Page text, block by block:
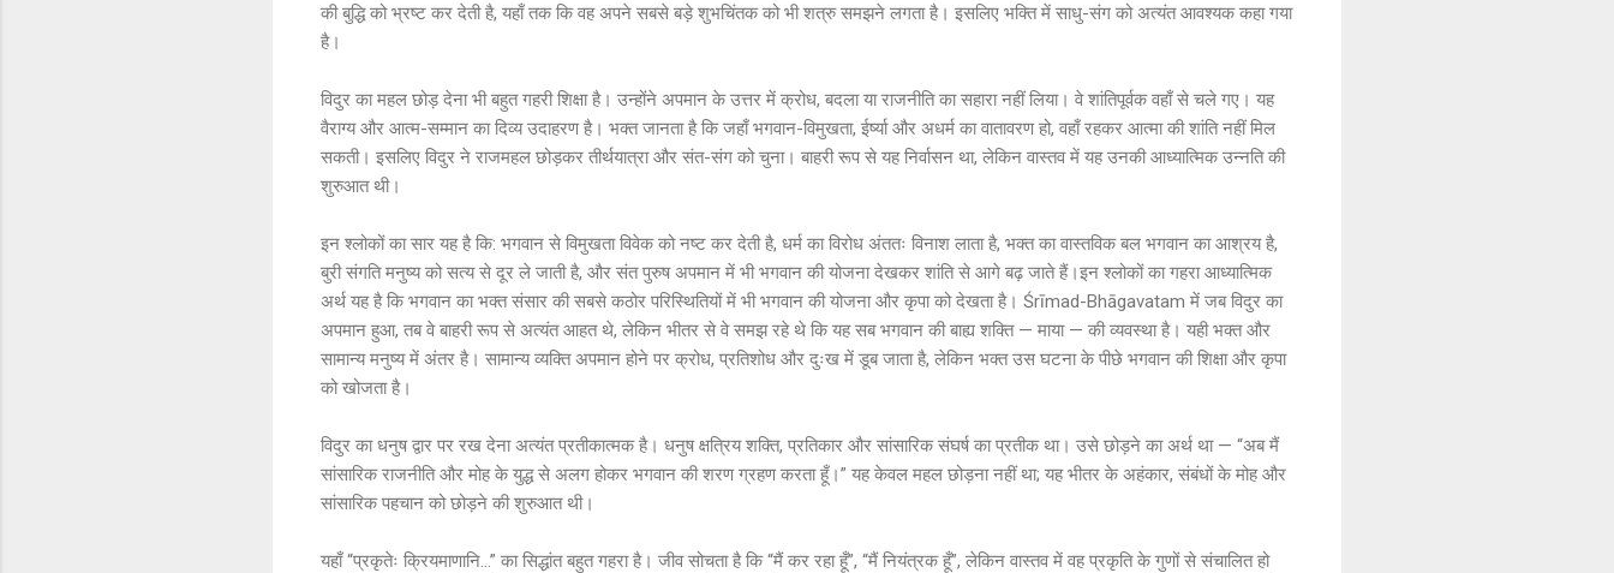
की बुद्धि को भ्रष्ट कर देती है, यहाँ तक कि वह अपने सबसे बड़े शुभचिंतक को भी शत्रु समझने लगता है। इसलिए भक्ति में साधु-संग को अत्यंत आवश्यक कहा गया
है।
विदुर का महल छोड़ देना भी बहुत गहरी शिक्षा है। उन्होंने अपमान के उत्तर में क्रोध, बदला या राजनीति का सहारा नहीं लिया। वे शांतिपूर्वक वहाँ से चले गए। यह
वैराग्य और आत्म-सम्मान का दिव्य उदाहरण है। भक्त जानता है कि जहाँ भगवान-विमुखता, ईर्ष्या और अधर्म का वातावरण हो, वहाँ रहकर आत्मा की शांति नहीं मिल
सकती। इसलिए विदुर ने राजमहल छोड़कर तीर्थयात्रा और संत-संग को चुना। बाहरी रूप से यह निर्वासन था, लेकिन वास्तव में यह उनकी आध्यात्मिक उन्नति की
शुरुआत थी।
इन श्लोकों का सार यह है कि: भगवान से विमुखता विवेक को नष्ट कर देती है, धर्म का विरोध अंततः विनाश लाता है, भक्त का वास्तविक बल भगवान का आश्रय है,
बुरी संगति मनुष्य को सत्य से दूर ले जाती है, और संत पुरुष अपमान में भी भगवान की योजना देखकर शांति से आगे बढ़ जाते हैं।इन श्लोकों का गहरा आध्यात्मिक
अर्थ यह है कि भगवान का भक्त संसार की सबसे कठोर परिस्थितियों में भी भगवान की योजना और कृपा को देखता है। Śrīmad-Bhāgavatam में जब विदुर का
अपमान हुआ, तब वे बाहरी रूप से अत्यंत आहत थे, लेकिन भीतर से वे समझ रहे थे कि यह सब भगवान की बाह्य शक्ति — माया — की व्यवस्था है। यही भक्त और
सामान्य मनुष्य में अंतर है। सामान्य व्यक्ति अपमान होने पर क्रोध, प्रतिशोध और दुःख में डूब जाता है, लेकिन भक्त उस घटना के पीछे भगवान की शिक्षा और कृपा
को खोजता है।
विदुर का धनुष द्वार पर रख देना अत्यंत प्रतीकात्मक है। धनुष क्षत्रिय शक्ति, प्रतिकार और सांसारिक संघर्ष का प्रतीक था। उसे छोड़ने का अर्थ था — “अब मैं
सांसारिक राजनीति और मोह के युद्ध से अलग होकर भगवान की शरण ग्रहण करता हूँ।” यह केवल महल छोड़ना नहीं था; यह भीतर के अहंकार, संबंधों के मोह और
सांसारिक पहचान को छोड़ने की शुरुआत थी।
यहाँ “प्रकृतेः क्रियमाणानि…” का सिद्धांत बहुत गहरा है। जीव सोचता है कि “मैं कर रहा हूँ”, “मैं नियंत्रक हूँ”, लेकिन वास्तव में वह प्रकृति के गुणों से संचालित हो